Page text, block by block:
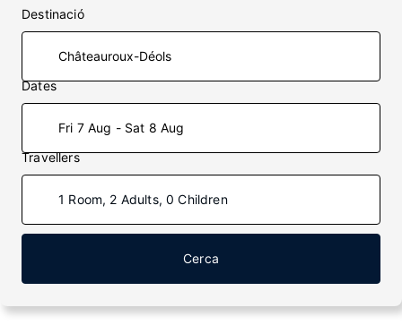
Destinació
Dates
Fri 7 Aug - Sat 8 Aug
Travellers
1 Room, 2 Adults, 0 Children
Cerca